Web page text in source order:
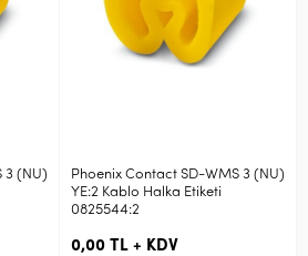
3 (NU)
Phoenix Contact SD-WMS 3 (NU)
YE:2 Kablo Halka Etiketi
0825544:2
0,00 TL + KDV